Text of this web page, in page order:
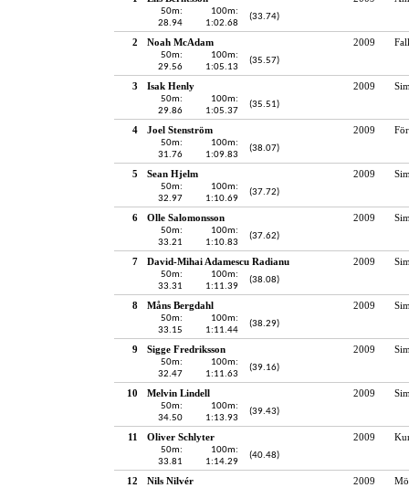
50m:
28.94
100m:
1:02.68
(33.74)
2 Noah McAdam 2009
50m:
29.56
100m:
1:05.13
(35.57)
3 Isak Henly 2009
50m:
29.86
100m:
1:05.37
(35.51)
4 Joel Stenström 2009
50m:
31.76
100m:
1:09.83
(38.07)
5 Sean Hjelm 2009
50m:
32.97
100m:
1:10.69
(37.72)
6 Olle Salomonsson 2009
50m:
33.21
100m:
1:10.83
(37.62)
7 David-Mihai Adamescu Radianu 2009
50m:
33.31
100m:
1:11.39
(38.08)
8 Måns Bergdahl 2009
50m:
33.15
100m:
1:11.44
(38.29)
9 Sigge Fredriksson 2009
50m:
32.47
100m:
1:11.63
(39.16)
10 Melvin Lindell 2009
50m:
34.50
100m:
1:13.93
(39.43)
11 Oliver Schlyter 2009
50m:
33.81
100m:
1:14.29
(40.48)
12 Nils Nilvér 2009